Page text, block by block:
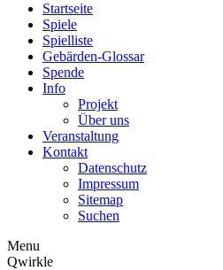
Startseite
Spiele
Spielliste
Gebärden-Glossar
Spende
Info
Projekt
Über uns
Veranstaltung
Kontakt
Datenschutz
Impressum
Sitemap
Suchen
Menu
Qwirkle